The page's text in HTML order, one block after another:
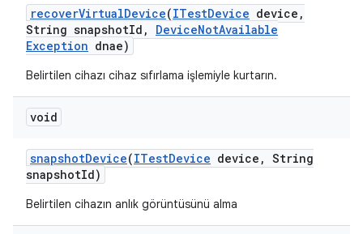
recoverVirtualDevice(ITestDevice device ,
String snapshotId , DeviceNotAvailable
Exception dnae)
Belirtilen cihazı cihaz sıfırlama işlemiyle kurtarın.
void
snapshotDevice(ITestDevice device , String
snapshotId)
Belirtilen cihazın anlık görüntüsünü alma